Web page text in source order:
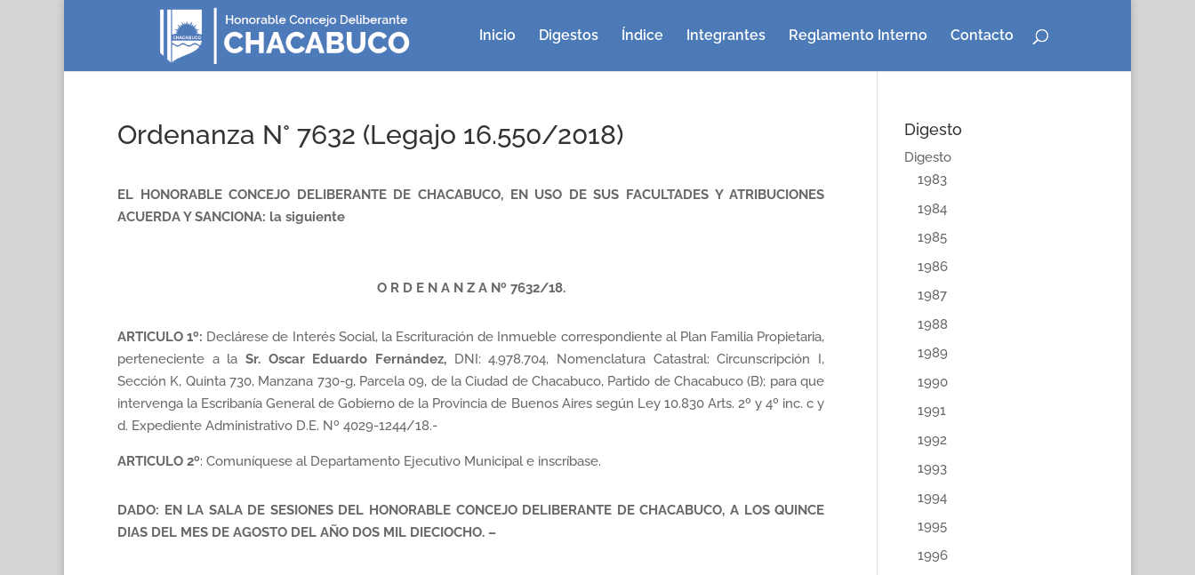
Inicio Digestos Índice Integrantes Reglamento Interno Contacto
Ordenanza N° 7632 (Legajo 16.550/2018)
EL HONORABLE CONCEJO DELIBERANTE DE CHACABUCO, EN USO DE SUS FACULTADES Y ATRIBUCIONES
ACUERDA Y SANCIONA: la siguiente
O R D E N A N Z A Nº 7632/18.
ARTICULO 1º: Declárese de Interés Social, la Escrituración de Inmueble correspondiente al Plan Familia Propietaria,
perteneciente a laSr. Oscar Eduardo Fernández, DNI: 4.978.704, Nomenclatura Catastral: Circunscripción I,
Sección K, Quinta 730, Manzana 730-g, Parcela 09, de la Ciudad de Chacabuco, Partido de Chacabuco (B); para que
intervenga la Escribanía General de Gobierno de la Provincia de Buenos Aires según Ley 10.830 Arts. 2º y 4º inc. c y
d. Expediente Administrativo D.E. Nº 4029-1244/18.-
ARTICULO 2º: Comuníquese al Departamento Ejecutivo Municipal e inscríbase.
DADO: EN LA SALA DE SESIONES DEL HONORABLE CONCEJO DELIBERANTE DE CHACABUCO, A LOS QUINCE
DIAS DEL MES DE AGOSTO DEL AÑO DOS MIL DIECIOCHO. –
Digesto
Digesto
1983
1984
1985
1986
1987
1988
1989
1990
1991
1992
1993
1994
1995
1996